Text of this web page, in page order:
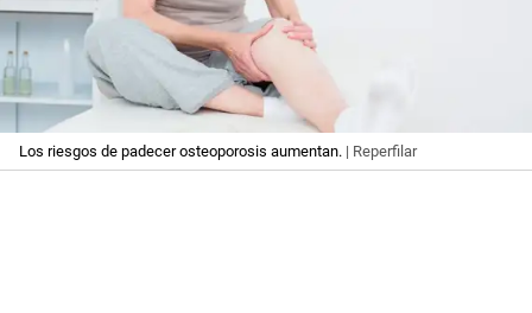
Los riesgos de padecer osteoporosis aumentan. | Reperfilar